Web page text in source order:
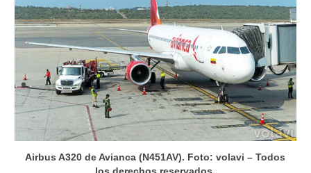
Airbus A320 de Avianca (N451AV). Foto: volavi – Todos
los derechos reservados.